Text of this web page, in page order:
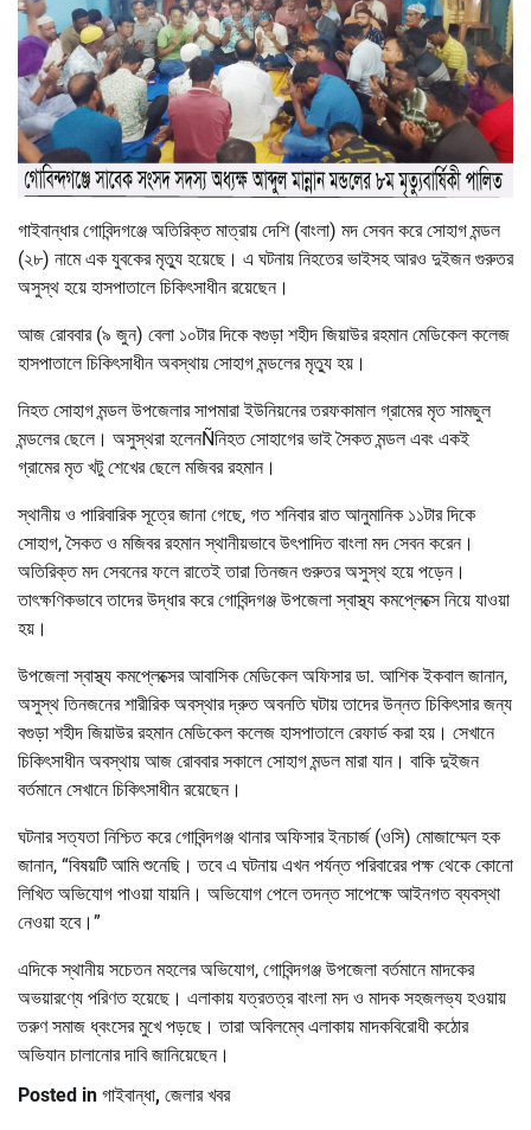
গাইবান্ধার গোবিন্দগঞ্জে অতিরিক্ত মাত্রায় দেশি (বাংলা) মদ সেবন করে সোহাগ মন্ডল
(২৮) নামে এক যুবকের মৃত্যু হয়েছে। এ ঘটনায় নিহতের ভাইসহ আরও দুইজন গুরুতর
অসুস্থ হয়ে হাসপাতালে চিকিৎসাধীন রয়েছেন।
আজ রোববার (৯ জুন) বেলা ১০টার দিকে বগুড়া শহীদ জিয়াউর রহমান মেডিকেল কলেজ
হাসপাতালে চিকিৎসাধীন অবস্থায় সোহাগ মন্ডলের মৃত্যু হয়।
নিহত সোহাগ মন্ডল উপজেলার সাপমারা ইউনিয়নের তরফকামাল গ্রামের মৃত সামছুল
মন্ডলের ছেলে। অসুস্থরা হলেনÑনিহত সোহাগের ভাই সৈকত মন্ডল এবং একই
গ্রামের মৃত খটু শেখের ছেলে মজিবর রহমান।
স্থানীয় ও পারিবারিক সূত্রে জানা গেছে, গত শনিবার রাত আনুমানিক ১১টার দিকে
সোহাগ, সৈকত ও মজিবর রহমান স্থানীয়ভাবে উৎপাদিত বাংলা মদ সেবন করেন।
অতিরিক্ত মদ সেবনের ফলে রাতেই তারা তিনজন গুরুতর অসুস্থ হয়ে পড়েন।
তাৎক্ষণিকভাবে তাদের উদ্ধার করে গোবিন্দগঞ্জ উপজেলা স্বাস্থ্য কমপ্লেক্সে নিয়ে যাওয়া
হয়।
উপজেলা স্বাস্থ্য কমপ্লেক্সের আবাসিক মেডিকেল অফিসার ডা. আশিক ইকবাল জানান,
অসুস্থ তিনজনের শারীরিক অবস্থার দ্রুত অবনতি ঘটায় তাদের উন্নত চিকিৎসার জন্য
বগুড়া শহীদ জিয়াউর রহমান মেডিকেল কলেজ হাসপাতালে রেফার্ড করা হয়। সেখানে
চিকিৎসাধীন অবস্থায় আজ রোববার সকালে সোহাগ মন্ডল মারা যান। বাকি দুইজন
বর্তমানে সেখানে চিকিৎসাধীন রয়েছেন।
ঘটনার সত্যতা নিশ্চিত করে গোবিন্দগঞ্জ থানার অফিসার ইনচার্জ (ওসি) মোজাম্মেল হক
জানান, “বিষয়টি আমি শুনেছি। তবে এ ঘটনায় এখন পর্যন্ত পরিবারের পক্ষ থেকে কোনো
লিখিত অভিযোগ পাওয়া যায়নি। অভিযোগ পেলে তদন্ত সাপেক্ষে আইনগত ব্যবস্থা
নেওয়া হবে।”
এদিকে স্থানীয় সচেতন মহলের অভিযোগ, গোবিন্দগঞ্জ উপজেলা বর্তমানে মাদকের
অভয়ারণ্যে পরিণত হয়েছে। এলাকায় যত্রতত্র বাংলা মদ ও মাদক সহজলভ্য হওয়ায়
তরুণ সমাজ ধ্বংসের মুখে পড়ছে। তারা অবিলম্বে এলাকায় মাদকবিরোধী কঠোর
অভিযান চালানোর দাবি জানিয়েছেন।
Posted in গাইবান্ধা, জেলার খবর